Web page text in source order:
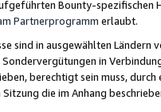
Bounty-spezifischen
Partnerprogramm erlaubt.
sind in ausgewählten Ländern
in
berechtigt sein muss,
die im Anhang